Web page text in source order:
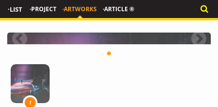
·LIST ·PROJECT ·ARTWORKS ·ARTICLE ®
1